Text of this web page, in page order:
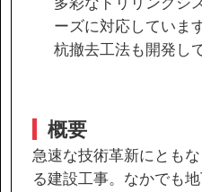
このサイトの使い方
サイトマップ
多彩なドリリングシ
ーズに対応していま
杭撤去工法も開発し
概要
急速な技術革新にとも
る建設工事。なかでも